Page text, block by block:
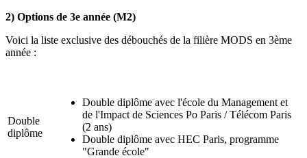
2) Options de 3e année (M2)
Voici la liste exclusive des débouchés de la filière MODS en 3ème
année :
Double
diplôme
Double diplôme avec l'école du Management et
de l'Impact de Sciences Po Paris / Télécom Paris
(2 ans)
Double diplôme avec HEC Paris, programme
"Grande école"